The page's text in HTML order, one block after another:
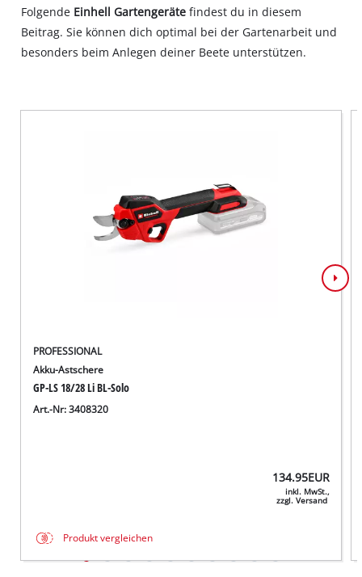
Folgende Einhell Gartengeräte findest du in diesem
Beitrag. Sie können dich optimal bei der Gartenarbeit und
besonders beim Anlegen deiner Beete unterstützen.
PROFESSIONAL
Akku-Astschere
GP-LS 18/28 Li BL-Solo
Art.-Nr: 3408320
134.95EUR
inkl. MwSt.,
zzgl. Versand
Produkt vergleichen